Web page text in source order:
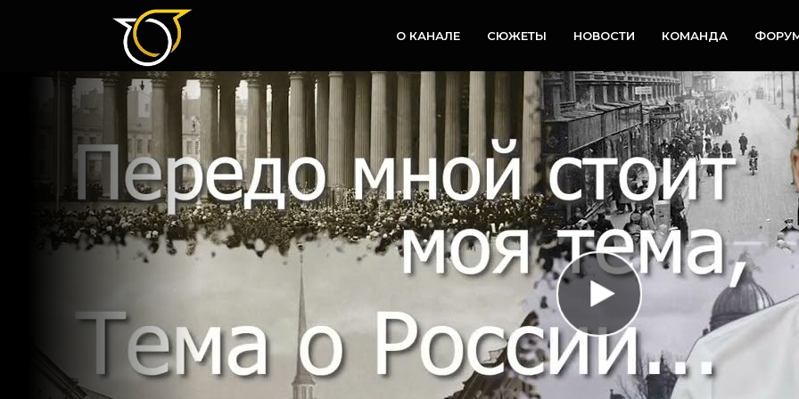
О КАНАЛЕ СЮЖЕТЫ НОВОСТИ КОМАНДА